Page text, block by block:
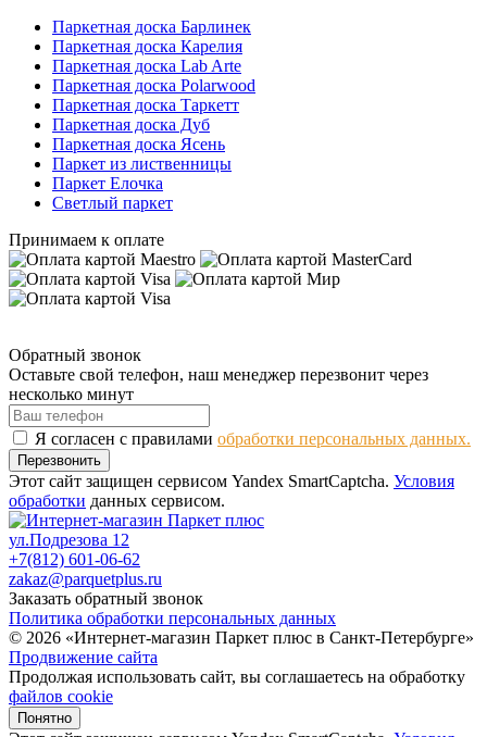
Паркетная доска Барлинек
Паркетная доска Карелия
Паркетная доска Lab Arte
Паркетная доска Polarwood
Паркетная доска Таркетт
Паркетная доска Дуб
Паркетная доска Ясень
Паркет из лиственницы
Паркет Елочка
Светлый паркет
Принимаем к оплате
Обратный звонок
Оставьте свой телефон, наш менеджер перезвонит через
несколько минут
Я согласен с правилами обработки персональных данных.
Перезвонить
Этот сайт защищен сервисом Yandex SmartCaptcha. Условия
обработки данных сервисом.
ул.Подрезова 12
+7(812) 601-06-62
zakaz@parquetplus.ru
Заказать обратный звонок
Политика обработки персональных данных
© 2026 «Интернет-магазин Паркет плюс в Санкт-Петербурге»
Продвижение сайта
Продолжая использовать сайт, вы соглашаетесь на обработку
файлов cookie
Понятно